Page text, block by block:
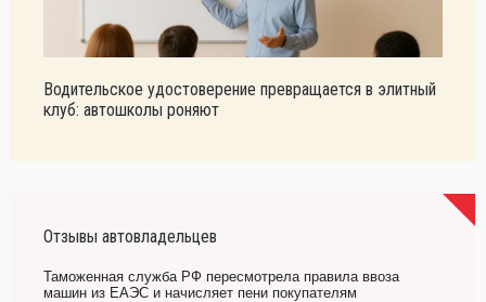
Водительское удостоверение превращается в элитный
клуб: автошколы роняют
Отзывы автовладельцев
Таможенная служба РФ пересмотрела правила ввоза
машин из ЕАЭС и начисляет пени покупателям